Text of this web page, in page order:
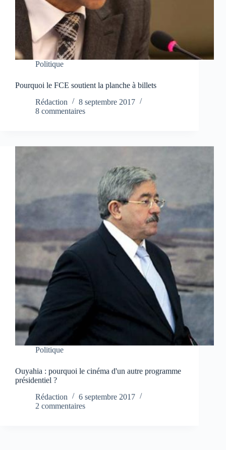
Politique
Pourquoi le FCE soutient la planche à billets
Rédaction
8 septembre 2017
8 commentaires
Politique
Ouyahia : pourquoi le cinéma d'un autre programme
présidentiel ?
Rédaction
6 septembre 2017
2 commentaires